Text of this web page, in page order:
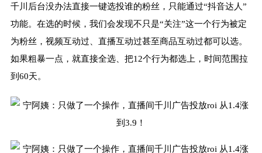
千川后台没办法直接一键选投谁的粉丝，只能通过“抖音达人”
功能。在选的时候，我们会发现不只是“关注”这一个行为被定
为粉丝，视频互动过、直播互动过甚至商品互动过都可以选。
如果粗暴一点，就直接全选、把12个行为都选上，时间范围拉
到60天。